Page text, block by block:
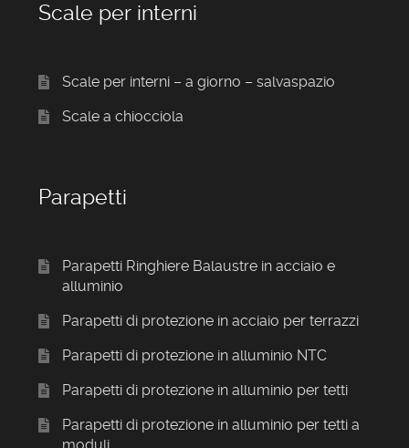
Scale per interni
Scale per interni – a giorno – salvaspazio
Scale a chiocciola
Parapetti
Parapetti Ringhiere Balaustre in acciaio e
alluminio
Parapetti di protezione in acciaio per terrazzi
Parapetti di protezione in alluminio NTC
Parapetti di protezione in alluminio per tetti
Parapetti di protezione in alluminio per tetti a